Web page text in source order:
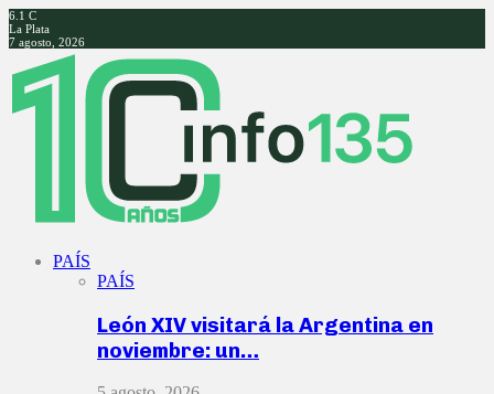
6.1 C
La Plata
7 agosto, 2026
Facebook
Twitter
Instagram
Youtube
PAÍS
PAÍS
León XIV visitará la Argentina en
noviembre: un…